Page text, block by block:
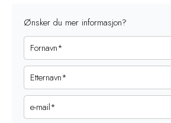
Ønsker du mer informasjon?